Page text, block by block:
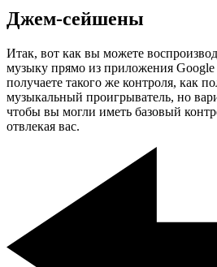
Джем-сейшены
Итак, вот как вы можете
музыку прямо из приложения
получаете такого же контроля, как
музыкальный проигрыватель, но
чтобы вы могли иметь базовый
отвлекая вас.